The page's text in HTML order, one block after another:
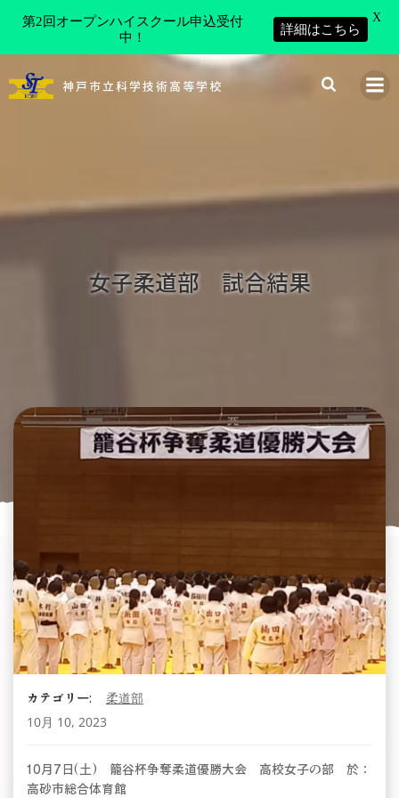
コ
ン
神戸市立科学技術高等学校
女子柔道部 試合結果
カテゴリー:
柔道部
10月 10, 2023
10月7日(土) 籠谷杯争奪柔道優勝大会 高校女子の部 於：
高砂市総合体育館
第2回オープンハイスクール申込受付
中！
詳細はこちら
X